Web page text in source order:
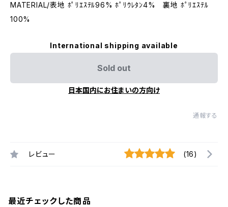
MATERIAL/表地 ﾎﾟﾘｴｽﾃﾙ96% ﾎﾟﾘｳﾚﾀﾝ4% 裏地 ﾎﾟﾘｴｽﾃﾙ
100%
International shipping available
Sold out
日本国内にお住まいの方向け
通報する
レビュー (16)
最近チェックした商品